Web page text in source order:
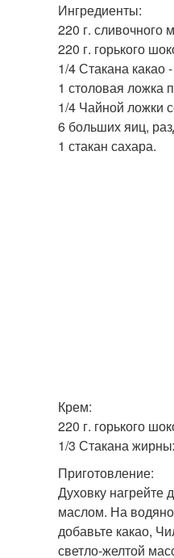
Ингредиенты:
220 г. сливочного
220 г. горького
1/4 Стакана какао
1 столовая ложка
1/4 Чайной ложки
6 больших яиц,
1 стакан сахара.
Крем:
220 г. горького
1/3 Стакана
Приготовление:
Духовку нагрейте
маслом. На
добавьте какао,
светло-желтой